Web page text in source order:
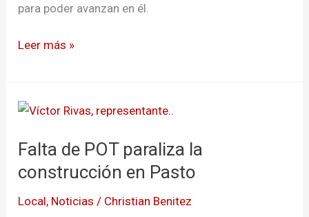
para poder avanzan en él.
Leer más »
Falta de POT paraliza la
construcción en Pasto
Local, Noticias / Christian Benitez
Falta
POT
paraliza
construcción